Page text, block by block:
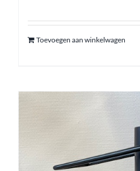
Toevoegen aan winkelwagen